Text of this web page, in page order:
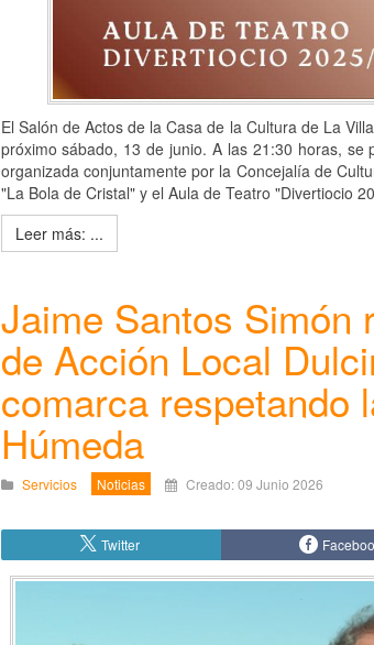
El Salón de Actos de la Casa de la Cultura de La
próximo sábado, 13 de junio. A las 21:30 horas,
organizada conjuntamente por la Concejalía de
"La Bola de Cristal" y el Aula de Teatro "Divertiocio
Leer más: ...
Jaime Santos Simón
de Acción Local
comarca respetando
Húmeda
Servicios Noticias Creado: 09 Junio 2026
Twitter